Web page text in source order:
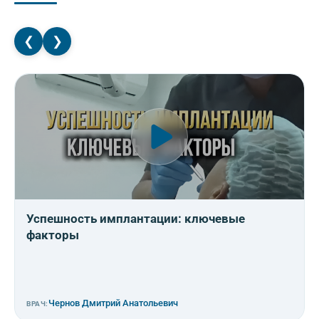
❮ ❯
Успешность имплантации: ключевые
факторы
ВРАЧ: Чернов Дмитрий Анатольевич